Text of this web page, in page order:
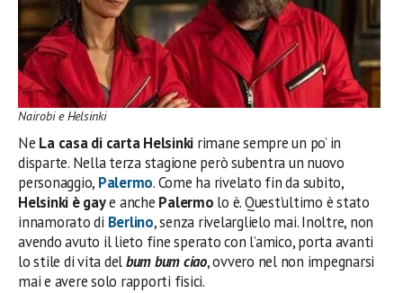
Nairobi e Helsinki
Ne La casa di carta Helsinki rimane sempre un po’ in
disparte. Nella terza stagione però subentra un nuovo
personaggio, Palermo. Come ha rivelato fin da subito,
Helsinki è gaye anche Palermo lo è. Quest’ultimo è stato
innamorato di Berlino, senza rivelarglielo mai. Inoltre, non
avendo avuto il lieto fine sperato con l’amico, porta avanti
lo stile di vita delbum bum ciao, ovvero nel non impegnarsi
mai e avere solo rapporti fisici.